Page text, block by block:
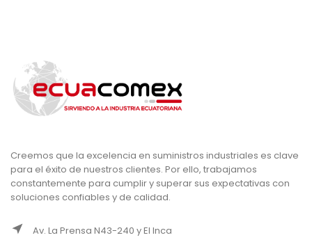
Creemos que la excelencia en suministros industriales es clave
para el éxito de nuestros clientes. Por ello, trabajamos
constantemente para cumplir y superar sus expectativas con
soluciones confiables y de calidad.
Av. La Prensa N43-240 y El Inca